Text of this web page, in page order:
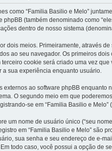
como “Familia Basilio e Melo”
(também denominado como
dentro de nosso sistema
dois meios. Primeiramente, através
ao seu navegador. Os primeiros
cookie será criado uma vez
sua experiência enquanto usuário.
externos ao software phpBB
O segundo meio em que
se em “Familia Basilio e
um nome de usuário único (“seu
em “Familia Basilio e Melo”
sua senha e seu endereço de e-
todo caso, você possui a opção de